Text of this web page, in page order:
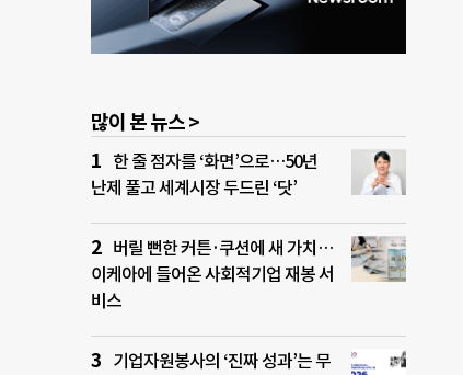
많이 본 뉴스 >
한 줄 점자를 ‘화면’으로…50년
난제 풀고 세계시장 두드린 ‘닷’
버릴 뻔한 커튼·쿠션에 새 가치…
이케아에 들어온 사회적기업 재봉 서
비스
기업자원봉사의 ‘진짜 성과’는 무